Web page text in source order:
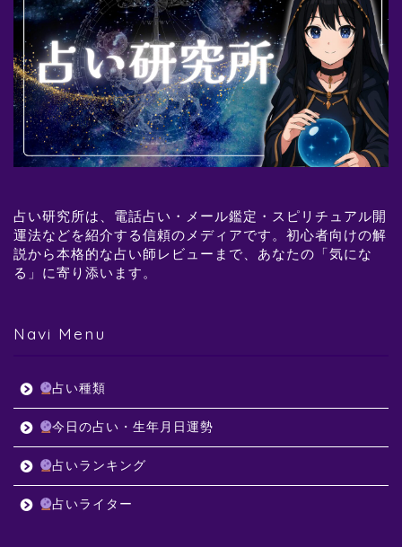
占い研究所は、電話占い・メール鑑定・スピリチュアル開
運法などを紹介する信頼のメディアです。初心者向けの解
説から本格的な占い師レビューまで、あなたの「気にな
る」に寄り添います。
Navi Menu
占い種類
今日の占い・生年月日運勢
占いランキング
占いライター